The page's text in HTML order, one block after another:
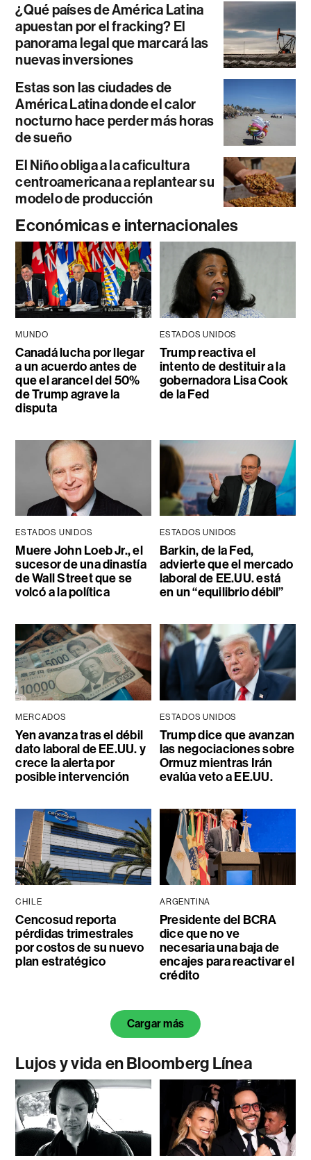
¿Qué países de América Latina
apuestan por el fracking? El
panorama legal que marcará las
nuevas inversiones
Estas son las ciudades de
América Latina donde el calor
nocturno hace perder más horas
de sueño
El Niño obliga a la caficultura
centroamericana a replantear su
modelo de producción
Económicas e internacionales
MUNDO
Canadá lucha por llegar
a un acuerdo antes de
que el arancel del 50%
de Trump agrave la
disputa
ESTADOS UNIDOS
Trump reactiva el
intento de destituir a la
gobernadora Lisa Cook
de la Fed
ESTADOS UNIDOS
Muere John Loeb Jr., el
sucesor de una dinastía
de Wall Street que se
volcó a la política
ESTADOS UNIDOS
Barkin, de la Fed,
advierte que el mercado
laboral de EE.UU. está
en un “equilibrio débil”
MERCADOS
Yen avanza tras el débil
dato laboral de EE.UU. y
crece la alerta por
posible intervención
ESTADOS UNIDOS
Trump dice que avanzan
las negociaciones sobre
Ormuz mientras Irán
evalúa veto a EE.UU.
CHILE
Cencosud reporta
pérdidas trimestrales
por costos de su nuevo
plan estratégico
ARGENTINA
Presidente del BCRA
dice que no ve
necesaria una baja de
encajes para reactivar el
crédito
Cargar más
Lujos y vida en Bloomberg Línea